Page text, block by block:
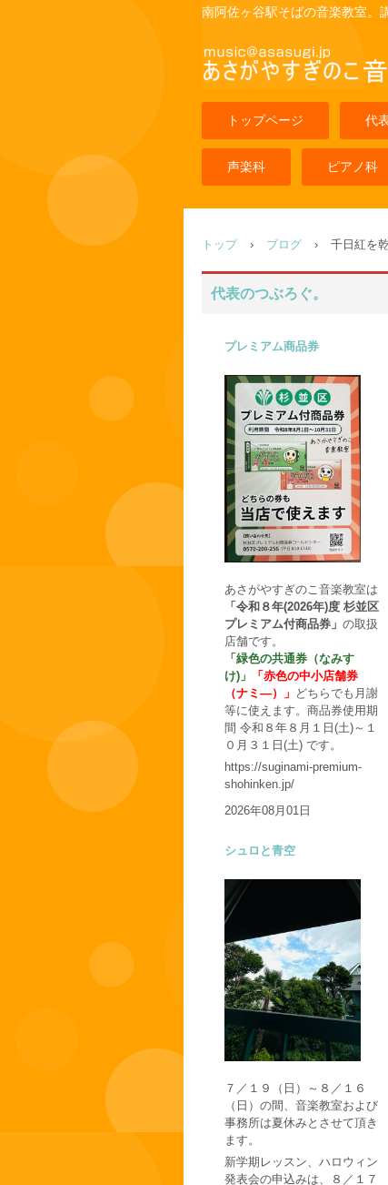
南阿佐ヶ谷駅そばの音楽教室。
トップページ 代
声楽科 ピアノ科
トップ › ブログ › 千日紅を
代表のつぶろぐ。
プレミアム商品券
あさがやすぎのこ音楽教室は
「令和８年(2026年)度 杉並区
プレミアム付商品券」 の取扱
店舗です。
「緑色の共通券（なみす
け)」
「赤色の中小店舗券
（ナミ―）」 どちらでも月謝
等に使えます。商品券使用期
間 令和８年８月１日(土)～１
０月３１日(土) です。
https://suginami-premium-
shohinken.jp/
2026年08月01日
シュロと青空
７／１９（日）～８／１６
（日）の間、音楽教室および
事務所は夏休みとさせて頂き
ます。
新学期レッスン、ハロウィン
発表会の申込みは、８／１７